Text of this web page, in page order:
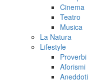
Cinema
Teatro
Musica
La Natura
Lifestyle
Proverbi
Aforismi
Aneddoti